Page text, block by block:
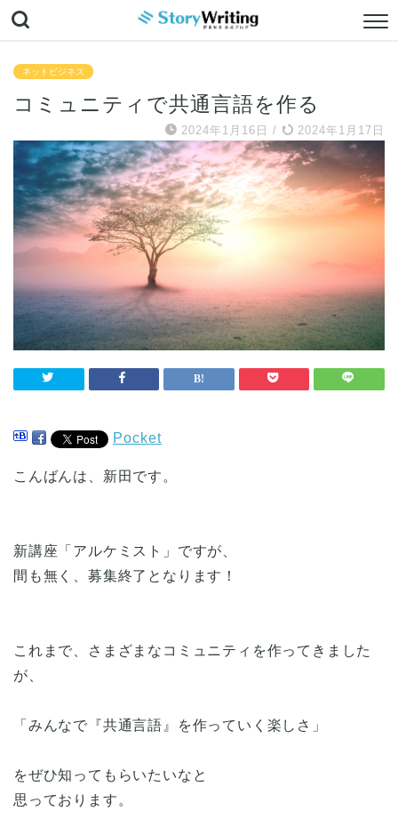
ネットビジネス
コミュニティで共通言語を作る
2024年1月16日 / 2024年1月17日
Pocket
こんばんは、新田です。
新講座「アルケミスト」ですが、
間も無く、募集終了となります！
これまで、さまざまなコミュニティを作ってきました
が、
「みんなで『共通言語』を作っていく楽しさ」
をぜひ知ってもらいたいなと
思っております。